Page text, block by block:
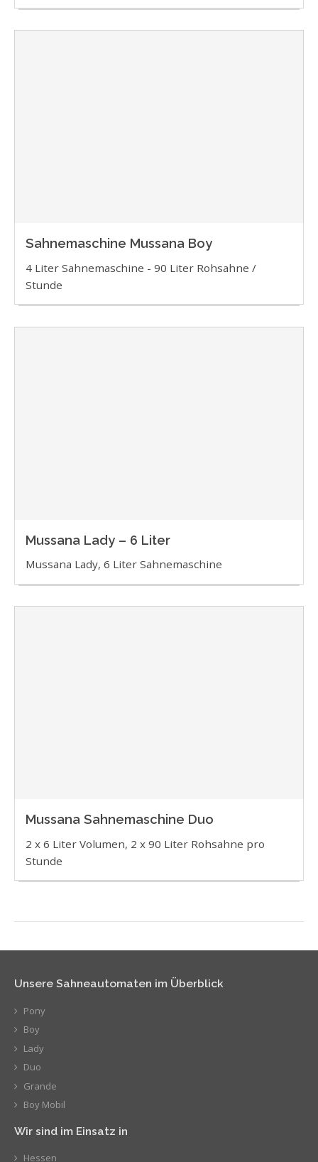
Sahnemaschine Mussana Boy
4 Liter Sahnemaschine - 90 Liter Rohsahne /
Stunde
Mussana Lady – 6 Liter
Mussana Lady, 6 Liter Sahnemaschine
Mussana Sahnemaschine Duo
2 x 6 Liter Volumen, 2 x 90 Liter Rohsahne pro
Stunde
Unsere Sahneautomaten im Überblick
Pony
Boy
Lady
Duo
Grande
Boy Mobil
Wir sind im Einsatz in
Hessen